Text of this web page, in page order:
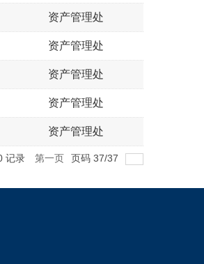
资产管理处
资产管理处
资产管理处
资产管理处
资产管理处
记录 第一页 页码 37/37